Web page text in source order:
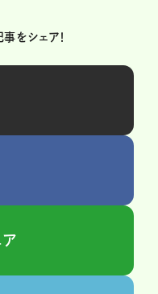
をシェア！
ア